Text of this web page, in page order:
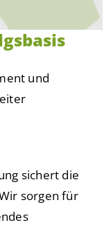
und
sichert die
sorgen für